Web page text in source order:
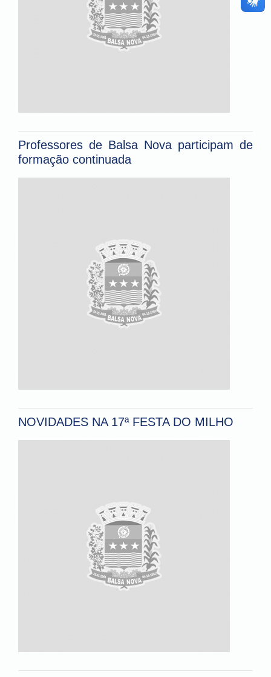
Professores de Balsa Nova participam de
formação continuada
NOVIDADES NA 17ª FESTA DO MILHO